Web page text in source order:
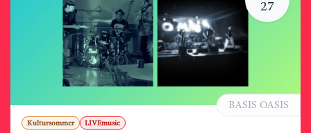
27
Kultursommer LIVEmusic
BASIS OASIS